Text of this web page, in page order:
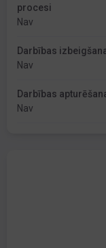
procesi
Nav
Darbības
Nav
Darbības
Nav